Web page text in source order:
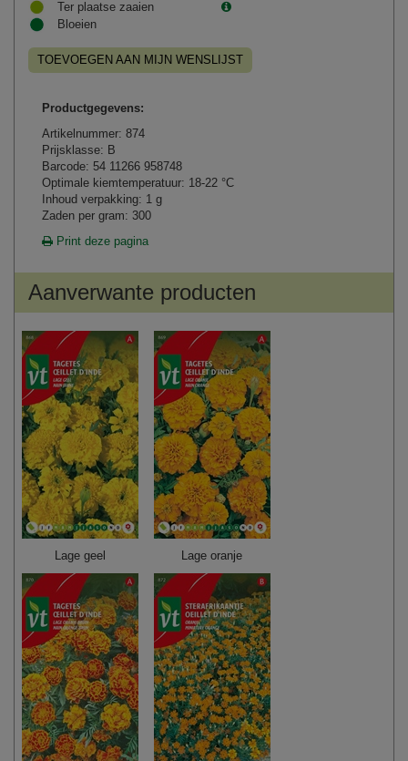
Ter plaatse zaaien
Bloeien
TOEVOEGEN AAN MIJN WENSLIJST
Productgegevens:
Artikelnummer: 874
Prijsklasse: B
Barcode: 54 11266 958748
Optimale kiemtemperatuur: 18-22 °C
Inhoud verpakking: 1 g
Zaden per gram: 300
Print deze pagina
Aanverwante producten
Lage geel Lage oranje